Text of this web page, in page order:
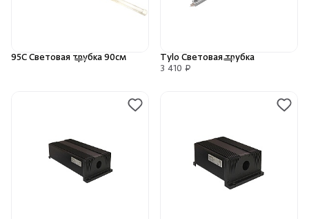
95С Световая трубка 90см Tylo Световая трубка
3 410 ₽